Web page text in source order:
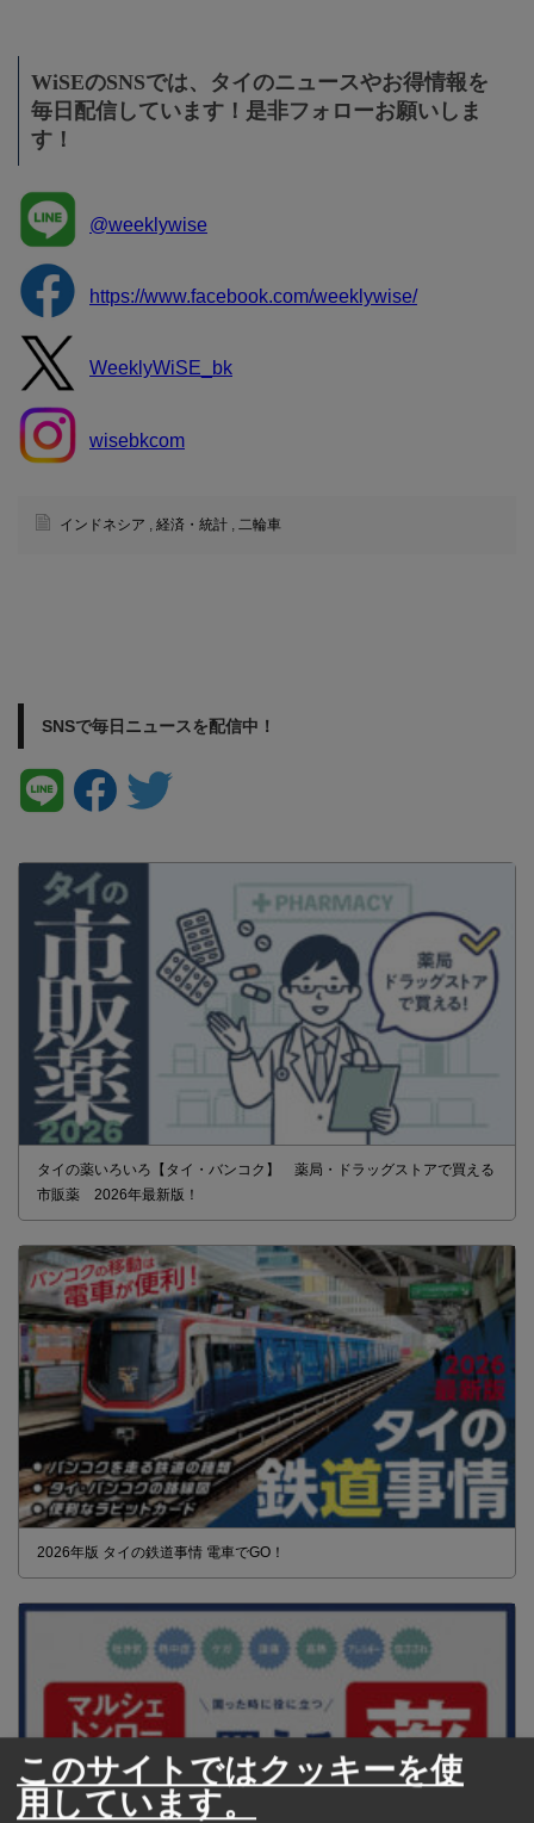
WiSEのSNSでは、タイのニュースやお得情報を
毎日配信しています！是非フォローお願いしま
す！
@weeklywise
https://www.facebook.com/weeklywise/
WeeklyWiSE_bk
wisebkcom
インドネシア 経済・統計 二輪車
SNSで毎日ニュースを配信中！
タイの薬いろいろ【タイ・バンコク】 薬局・ドラッグストアで買える
市販薬 2026年最新版！
2026年版 タイの鉄道事情 電車でGO！
このサイトではクッキーを使
用しています。